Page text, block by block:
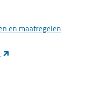
en maatregelen